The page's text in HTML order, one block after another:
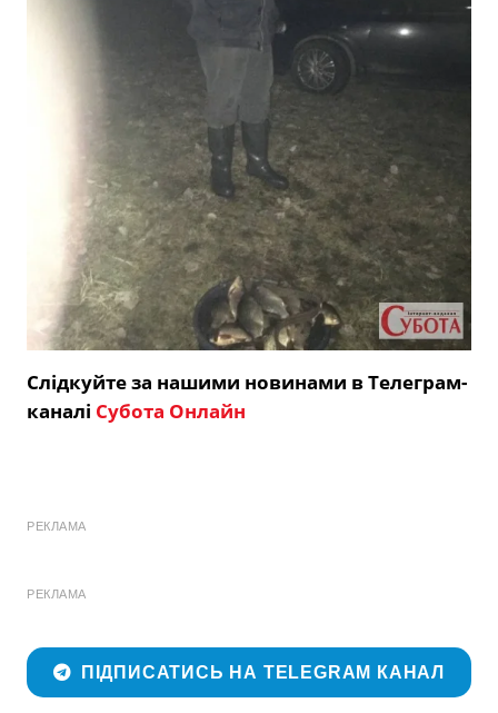
Слідкуйте за нашими новинами в Телеграм-
каналі Субота Онлайн
РЕКЛАМА
РЕКЛАМА
ПІДПИСАТИСЬ НА TELEGRAM КАНАЛ